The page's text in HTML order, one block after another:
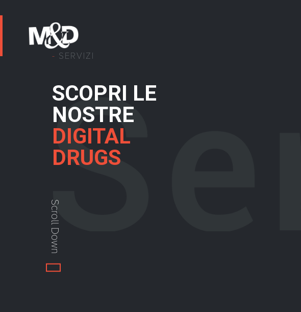
SERVIZI
SCOPRI LE
NOSTRE
DIGITAL
DRUGS
Scroll Down